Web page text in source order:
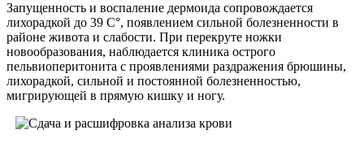
Запущенность и воспаление дермоида сопровождается
лихорадкой до 39 С°, появлением сильной болезненности в
районе живота и слабости. При перекруте ножки
новообразования, наблюдается клиника острого
пельвиоперитонита с проявлениями раздражения брюшины,
лихорадкой, сильной и постоянной болезненностью,
мигрирующей в прямую кишку и ногу.